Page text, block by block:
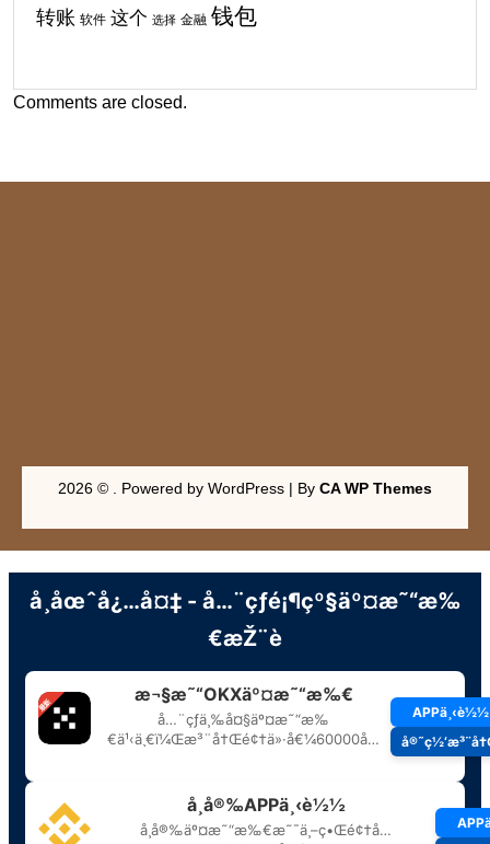
转账 软件 这个 选择 金融 钱包
Comments are closed.
2026 © . Powered by WordPress | By CA WP Themes